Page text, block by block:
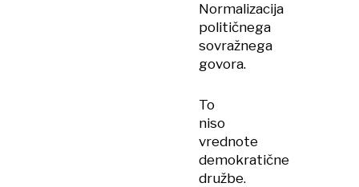
Normalizacija
političnega
sovražnega
govora.
To
niso
vrednote
demokratične
družbe.